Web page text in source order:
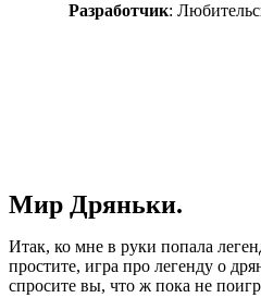
Разработчик:
Мир Дряньки.
Итак, ко мне в руки попала
простите, игра про легенду о
спросите вы, что ж пока не